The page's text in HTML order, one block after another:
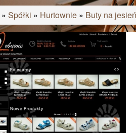
» Spółki » Hurtownie » Buty na jesień